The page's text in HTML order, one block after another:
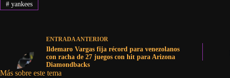
#yankees
ENTRADAANTERIOR
Ildemaro Vargas fija récord para venezolanos
con racha de 27 juegos con hit para Arizona
Diamondbacks
Más sobre este tema